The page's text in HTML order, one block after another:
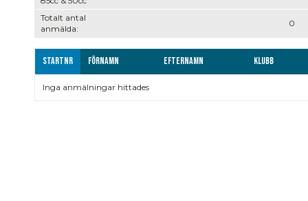
Totalt antal
anmälda:
0
Startnr Förnamn Efternamn Klubb
Inga anmälningar hittades